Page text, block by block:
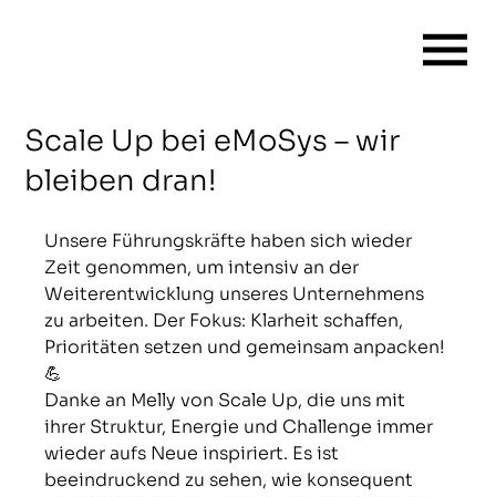
Scale Up bei eMoSys – wir
bleiben dran!
Unsere Führungskräfte haben sich wieder
Zeit genommen, um intensiv an der
Weiterentwicklung unseres Unternehmens
zu arbeiten. Der Fokus: Klarheit schaffen,
Prioritäten setzen und gemeinsam anpacken!
💪
Danke an Melly von Scale Up, die uns mit
ihrer Struktur, Energie und Challenge immer
wieder aufs Neue inspiriert. Es ist
beeindruckend zu sehen, wie konsequent